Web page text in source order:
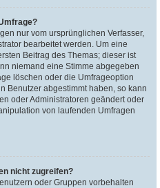
nur vom ursprünglichen Verfasser,
bearbeitet werden. Um eine
Beitrag des Themas; dieser ist
niemand eine Stimme abgegeben
löschen oder die Umfrageoption
Benutzer abgestimmt haben, so kann
oder Administratoren geändert oder
von laufenden Umfragen
nicht zugreifen?
oder Gruppen vorbehalten